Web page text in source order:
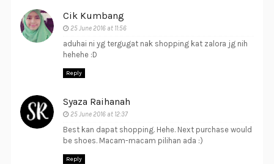
Cik Kumbang
25 June 2016 at 11:56
aduhai ni yg tergugat nak shopping kat zalora jg nih
hehehe :D
Reply
Syaza Raihanah
25 June 2016 at 12:37
Best kan dapat shopping. Hehe. Next purchase would
be shoes. Macam-macam pilihan ada :)
Reply